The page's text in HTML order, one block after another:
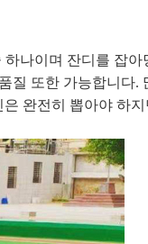
나이며 잔디를 잡
질 또한 가능합니다
완전히 뽑아야